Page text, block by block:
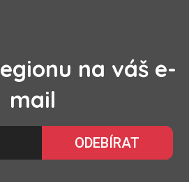
na váš e-
mail
ODEBÍRAT